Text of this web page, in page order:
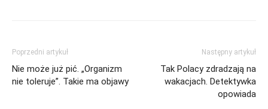
Poprzedni artykuł
Nie może już pić. „Organizm
nie toleruje”. Takie ma objawy
Następny artykuł
Tak Polacy zdradzają na
wakacjach. Detektywka
opowiada